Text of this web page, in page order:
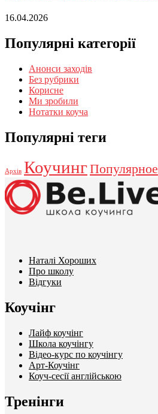
16.04.2026
Популярні категорії
Анонси заходів
Без рубрики
Корисне
Ми зробили
Нотатки коуча
Популярні теги
Архів КоучингПопулярное
Наталі Хороших
Про школу
Відгуки
Коучінг
Лайф коучінг
Школа коучінгу
Відео-курс по коучінгу
Арт-Коучінг
Коуч-сесії англійською
Тренінги